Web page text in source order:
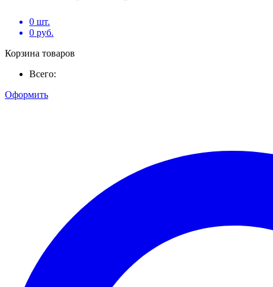
0 шт.
0 руб.
Корзина товаров
Всего:
Оформить